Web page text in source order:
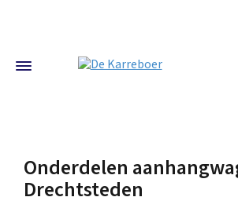
Onderdelen
Drechtsteden